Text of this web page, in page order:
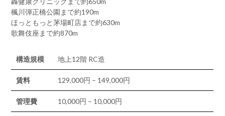
楓川弾正橋公園まで約190m
ほっともっと茅場町店まで約630m
歌舞伎座まで約870m
構造規模 地上12階 RC造
賃料 129,000円 – 149,000円
管理費 10,000円 – 10,000円